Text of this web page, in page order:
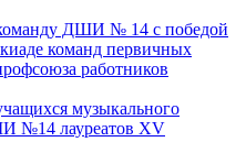
ДШИ № 14 с победой
команд первичных
работников
музыкального
№14 лауреатов XV